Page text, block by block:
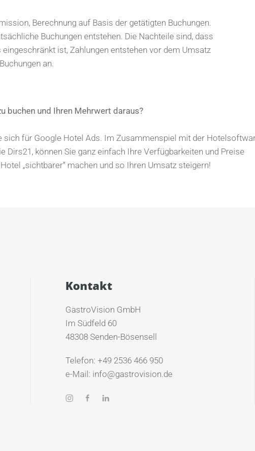
Berechnung auf Basis der getätigten Buchungen.
Buchungen entstehen. Die Nachteile sind, dass
ist, Zahlungen entstehen vor dem Umsatz
an.
buchen und Ihren Mehrwert daraus?
sich für Google Hotel Ads. Im Zusammenspiel mit der
Dirs21, können Sie ganz einfach Ihre Verfügbarkeiten und Preise
„sichtbarer“ machen und so Ihren Umsatz steigern!
Kontakt
GastroVision GmbH
Im Südfeld 60
48308 Senden-Bösensell
Telefon: +49 2536 466 950
e-Mail: info@gastrovision.de